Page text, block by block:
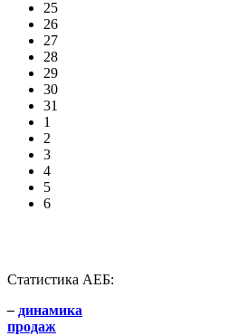
25
26
27
28
29
30
31
1
2
3
4
5
6
Статистика АЕБ:
– динамика
продаж